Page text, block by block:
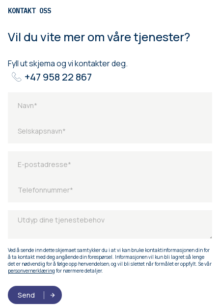
KONTAKT OSS
Vil du vite mer om våre tjenester?
Fyll ut skjema og vi kontakter deg.
+47 958 22 867
Ved å sende inn dette skjemaet samtykker du i at vi kan bruke kontaktinformasjonen din for
å ta kontakt med deg angående din forespørsel. Informasjonen vil kun bli lagret så lenge
det er nødvendig for å følge opp henvendelsen, og vil bli slettet når formålet er oppfylt. Se vår
personvernerklæring for nærmere detaljer.